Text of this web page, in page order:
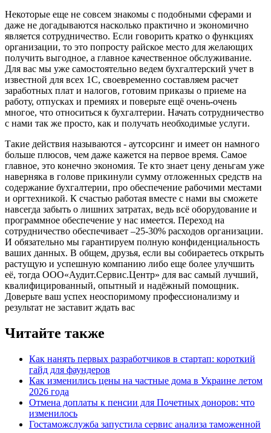
Некоторые еще не совсем знакомы с подобными сферами и
даже не догадываются насколько практично и экономично
является сотрудничество. Если говорить кратко о функциях
организации, то это попросту райское место для желающих
получить выгодное, а главное качественное обслуживание.
Для вас мы уже самостоятельно ведем бухгалтерский учет в
известной для всех 1С, своевременно составляем расчет
заработных плат и налогов, готовим приказы о приеме на
работу, отпусках и премиях и поверьте ещё очень-очень
многое, что относиться к бухгалтерии. Начать сотрудничество
с нами так же просто, как и получать необходимые услуги.
Такие действия называются - аутсорсинг и имеет он намного
больше плюсов, чем даже кажется на первое время. Самое
главное, это конечно экономия. Те кто знает цену деньгам уже
наверняка в голове прикинули сумму отложенных средств на
содержание бухгалтерии, про обеспечение рабочими местами
и оргтехникой. К счастью работая вместе с нами вы сможете
навсегда забыть о лишних затратах, ведь всё оборудование и
программное обеспечение у нас имеется. Переход на
сотрудничество обеспечивает –25-30% расходов организации.
И обязательно мы гарантируем полную конфиденциальность
ваших данных. В общем, друзья, если вы собираетесь открыть
растущую и успешную компанию либо еще более улучшить
её, тогда ООО«Аудит.Сервис.Центр» для вас самый лучший,
квалифицированный, опытный и надёжный помощник.
Доверьте ваш успех неоспоримому профессионализму и
результат не заставит ждать вас
Читайте также
Как нанять первых разработчиков в стартап: короткий
гайд для фаундеров
Как изменились цены на частные дома в Украине летом
2026 года
Отмена доплаты к пенсии для Почетных доноров: что
изменилось
Гостаможслужба запустила сервис анализа таможенной